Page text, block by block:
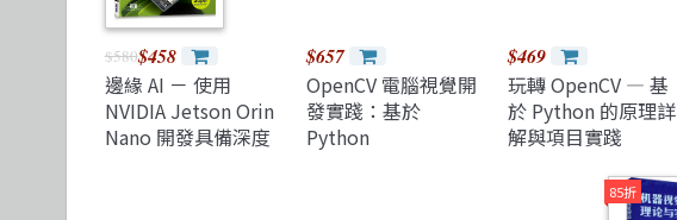
$580$458
邊緣 AI － 使用
NVIDIA Jetson Orin
Nano 開發具備深度
$657
OpenCV 電腦視覺開
發實踐：基於
Python
$469
玩轉 OpenCV — 基
於 Python 的原理詳
解與項目實踐
85折